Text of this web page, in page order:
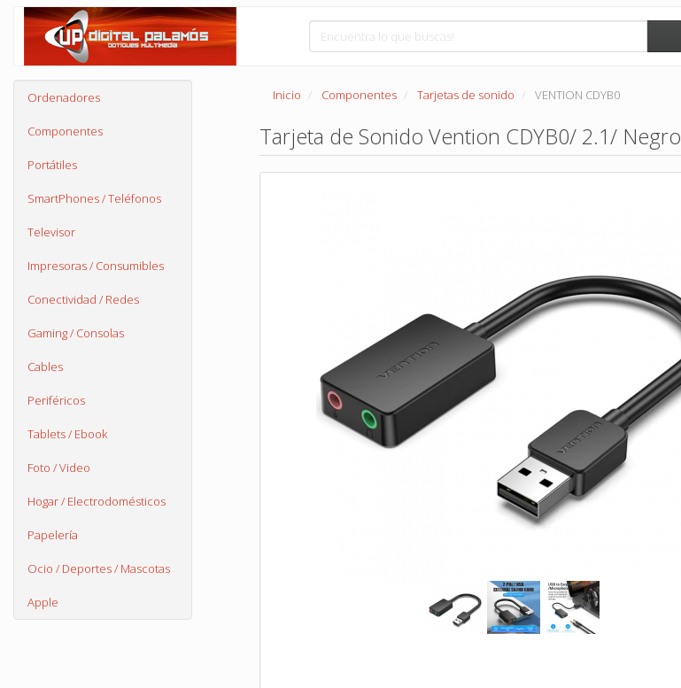
Ordenadores
Componentes
Portátiles
SmartPhones / Teléfonos
Televisor
Impresoras / Consumibles
Conectividad / Redes
Gaming / Consolas
Cables
Periféricos
Tablets / Ebook
Foto / Video
Hogar / Electrodomésticos
Papelería
Ocio / Deportes / Mascotas
Apple
Inicio Componentes Tarjetas de sonido VENTION CDYB0
Tarjeta de Sonido Vention CDYB0/ 2.1/ Negro